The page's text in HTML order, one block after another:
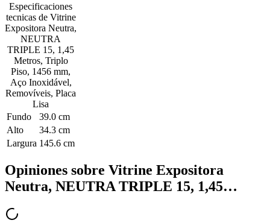
Especificaciones
tecnicas de Vitrine
Expositora Neutra,
NEUTRA
TRIPLE 15, 1,45
Metros, Triplo
Piso, 1456 mm,
Aço Inoxidável,
Removíveis, Placa
Lisa
Fundo
39.0 cm
Alto
34.3 cm
Largura 145.6 cm
Opiniones sobre Vitrine Expositora
Neutra, NEUTRA TRIPLE 15, 1,45…